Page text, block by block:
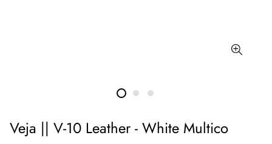
Veja || V-10 Leather - White Multico